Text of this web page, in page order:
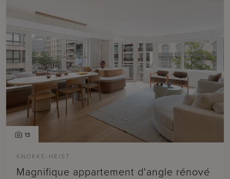
13
KNOKKE-HEIST
Magnifique appartement d'angle rénové